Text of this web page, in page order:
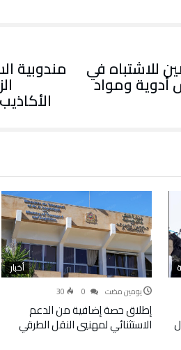
للاشتباه في
أدوية ومواد
مندوبية
أخبار
‫‫‫‏‫يومين مضت‬ 30
إطلاق حصة إضافية من الدعم
الاستثنائي لمهنيي النقل الطرقي